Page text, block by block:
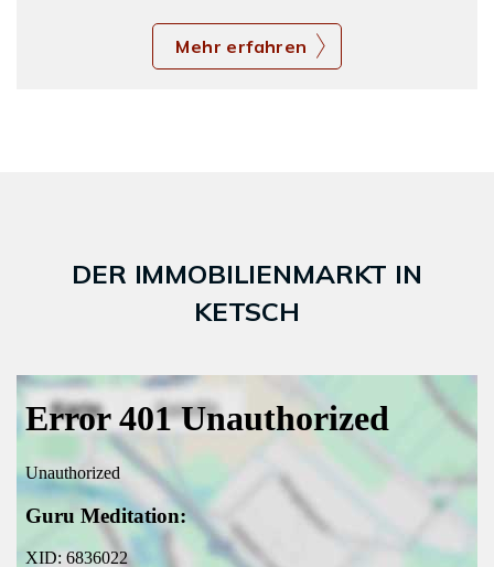
Mehr erfahren
DER IMMOBILIENMARKT IN
KETSCH